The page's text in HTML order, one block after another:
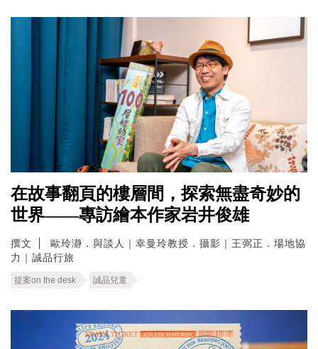
在故事翻頁的樓層間，探索無盡奇妙的
世界——專訪繪本作家岩井俊雄
撰文
歐玲瀞．與談人｜幸曼玲教授．攝影｜王弼正．場地協
力｜誠品行旅
提案on the desk 誠品兒童